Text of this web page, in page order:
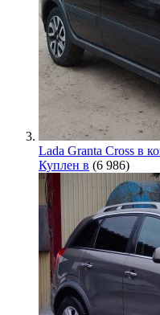
Lada Granta Cross в
Куплен в (6 986)